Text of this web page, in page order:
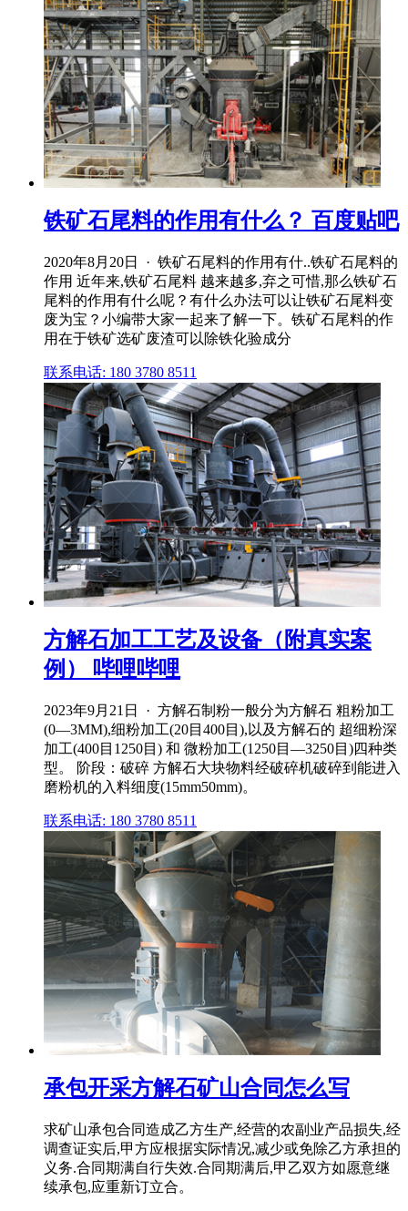
铁矿石尾料的作用有什么？ 百度贴吧
2020年8月20日 · 铁矿石尾料的作用有什..铁矿石尾料的
作用 近年来,铁矿石尾料 越来越多,弃之可惜,那么铁矿石
尾料的作用有什么呢？有什么办法可以让铁矿石尾料变
废为宝？小编带大家一起来了解一下。铁矿石尾料的作
用在于铁矿选矿废渣可以除铁化验成分
联系电话: 180 3780 8511
方解石加工工艺及设备（附真实案
例） 哔哩哔哩
2023年9月21日 · 方解石制粉一般分为方解石 粗粉加工
(0―3MM),细粉加工(20目400目),以及方解石的 超细粉深
加工(400目1250目) 和 微粉加工(1250目―3250目)四种类
型。 阶段：破碎 方解石大块物料经破碎机破碎到能进入
磨粉机的入料细度(15mm50mm)。
联系电话: 180 3780 8511
承包开采方解石矿山合同怎么写
求矿山承包合同造成乙方生产,经营的农副业产品损失,经
调查证实后,甲方应根据实际情况,减少或免除乙方承担的
义务.合同期满自行失效.合同期满后,甲乙双方如愿意继
续承包,应重新订立合。